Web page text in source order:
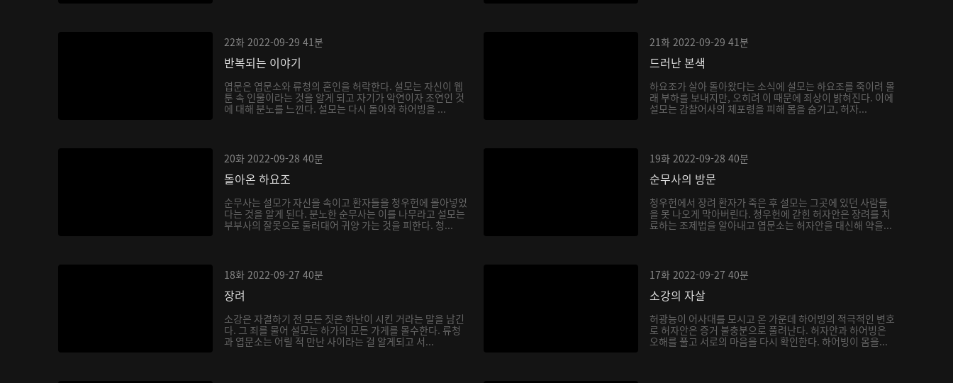
22화 2022-09-29 41분
반복되는 이야기
엽문은 엽문소와 류청의 혼인을 허락한다. 설모는 자신이 웹
툰 속 인물이라는 것을 알게 되고 자기가 악연이자 조연인 것
에 대해 분노를 느낀다. 설모는 다시 돌아와 하어빙을 ...
21화 2022-09-29 41분
드러난 본색
하요조가 살아 돌아왔다는 소식에 설모는 하요조를 죽이려 몰
래 부하를 보내지만, 오히려 이 때문에 죄상이 밝혀진다. 이에
설모는 감찰어사의 체포령을 피해 몸을 숨기고, 허자...
20화 2022-09-28 40분
돌아온 하요조
순무사는 설모가 자신을 속이고 환자들을 청우헌에 몰아넣었
다는 것을 알게 된다. 분노한 순무사는 이를 나무라고 설모는
부부사의 잘못으로 둘러대어 귀양 가는 것을 피한다. 청...
19화 2022-09-28 40분
순무사의 방문
청우헌에서 장려 환자가 죽은 후 설모는 그곳에 있던 사람들
을 못 나오게 막아버린다. 청우헌에 갇힌 허자안은 장려를 치
료하는 조제법을 알아내고 엽문소는 허자안을 대신해 약을...
18화 2022-09-27 40분
장려
소강은 자결하기 전 모든 짓은 하난이 시킨 거라는 말을 남긴
다. 그 죄를 물어 설모는 하가의 모든 가게를 몰수한다. 류청
과 엽문소는 어릴 적 만난 사이라는 걸 알게되고 서...
17화 2022-09-27 40분
소강의 자살
허광능이 어사대를 모시고 온 가운데 하어빙의 적극적인 변호
로 허자안은 증거 불충분으로 풀려난다. 허자안과 하어빙은
오해를 풀고 서로의 마음을 다시 확인한다. 하어빙이 몸을...